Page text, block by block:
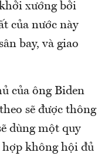
xướng bởi
của nước này
bay, và giao
của ông Biden
sẽ được thông
dùng một quy
không hội đủ